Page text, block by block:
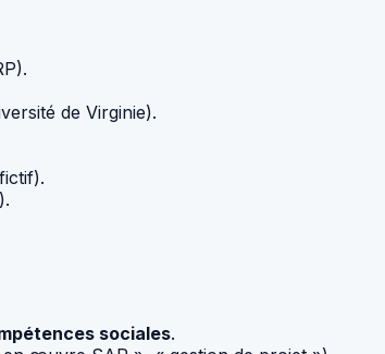
de Virginie).
sociales.